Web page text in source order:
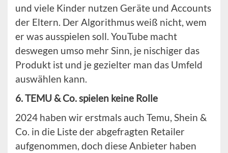
und viele Kinder nutzen Geräte und Accounts
der Eltern. Der Algorithmus weiß nicht, wem
er was ausspielen soll. YouTube macht
deswegen umso mehr Sinn, je nischiger das
Produkt ist und je gezielter man das Umfeld
auswählen kann.
6. TEMU & Co. spielen keine Rolle
2024 haben wir erstmals auch Temu, Shein &
Co. in die Liste der abgefragten Retailer
aufgenommen, doch diese Anbieter haben